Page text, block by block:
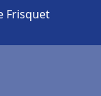
Frisquet